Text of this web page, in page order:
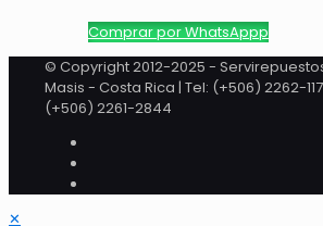
Comprar por WhatsAppp
© Copyright 2012-2025 -
Masis - Costa Rica | Tel: (+506) 2262-
(+506) 2261-2844
✕